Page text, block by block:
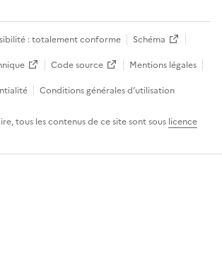
: totalement conforme
Schéma
Code source
Mentions légales
Conditions générales d’utilisation
tous les contenus de ce site sont sous licence